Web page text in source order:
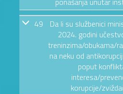
49
Da li su službenici
2024. godini
treninzima/obukama/
na neku od
poput
interesa/
korupcije/